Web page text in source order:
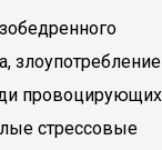
злоупотребление
провоцирующих
стрессовые